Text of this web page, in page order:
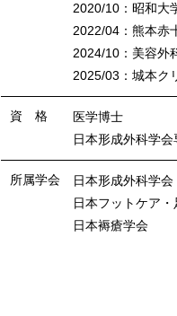
2020/10：昭和大
2022/04：熊本赤
2024/10：美容外
2025/03：城本ク
資 格
医学博士
日本形成外科学会
所属学会
日本形成外科学会
日本フットケア
日本褥瘡学会